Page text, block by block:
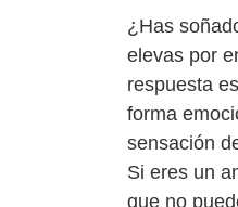
¿Has
elevas por
respuesta
forma
sensación
Si eres un
que no